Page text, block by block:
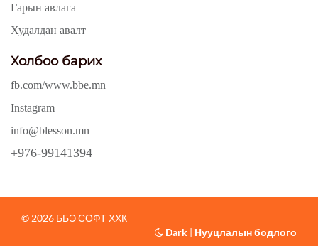
Гарын авлага
Худалдан авалт
Холбоо барих
fb.com/www.bbe.mn
Instagram
info@blesson.mn
+976-99141394
© 2026 ББЭ СОФТ ХХК
Dark | Нууцлалын бодлого